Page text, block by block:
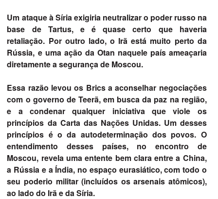
Um ataque à Síria exigiria neutralizar o poder russo na
base de Tartus, e é quase certo que haveria
retaliação. Por outro lado, o Irã está muito perto da
Rússia, e uma ação da Otan naquele país ameaçaria
diretamente a segurança de Moscou.
Essa razão levou os Brics a aconselhar negociações
com o governo de Teerã, em busca da paz na região,
e a condenar qualquer iniciativa que viole os
princípios da Carta das Nações Unidas. Um desses
princípios é o da autodeterminação dos povos. O
entendimento desses países, no encontro de
Moscou, revela uma entente bem clara entre a China,
a Rússia e a Índia, no espaço eurasiático, com todo o
seu poderio militar (incluídos os arsenais atômicos),
ao lado do Irã e da Síria.